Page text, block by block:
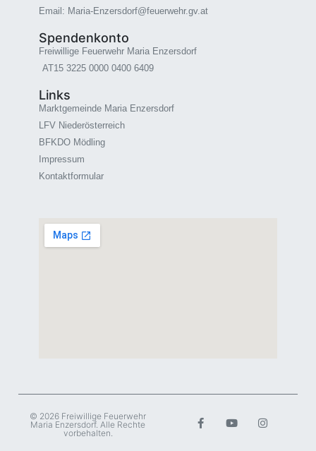
Email: Maria-Enzersdorf@feuerwehr.gv.at
Spendenkonto
Freiwillige Feuerwehr Maria Enzersdorf
AT15 3225 0000 0400 6409
Links
Marktgemeinde Maria Enzersdorf
LFV Niederösterreich
BFKDO Mödling
Impressum
Kontaktformular
© 2026 Freiwillige Feuerwehr
Maria Enzersdorf. Alle Rechte
vorbehalten.